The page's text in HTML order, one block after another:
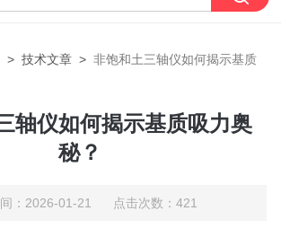
>技术文章 >非饱和土三轴仪如何揭示基质
轴仪如何揭示基质吸力奥
秘？
间：2026-01-21 点击次数：421